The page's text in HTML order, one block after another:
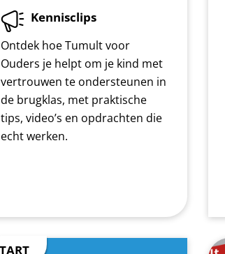
Kennisclips
Ontdek hoe Tumult voor
Ouders je helpt om je kind met
vertrouwen te ondersteunen in
de brugklas, met praktische
tips, video’s en opdrachten die
echt werken.